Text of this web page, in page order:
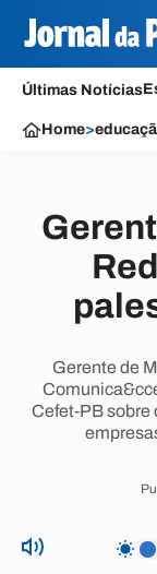
Últimas Notícias
Home>
Gerente de
Cefet-PB sobre